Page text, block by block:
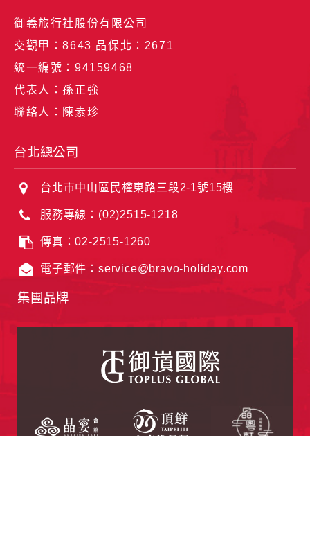
御義旅行社股份有限公司
交觀甲：8643 品保北：2671
統一編號：94159468
代表人：孫正強
聯絡人：陳素珍
台北總公司
台北市中山區民權東路三段2-1號15樓
服務專線：(02)2515-1218
傳真：02-2515-1260
電子郵件：service@bravo-holiday.com
集團品牌